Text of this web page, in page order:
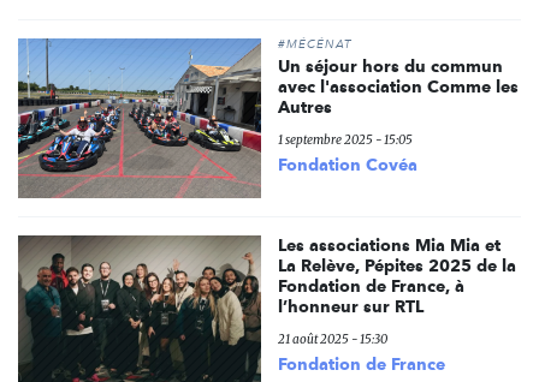
#MÉCÉNAT
Un séjour hors du commun
avec l'association Comme les
Autres
1 septembre 2025 - 15:05
Fondation Covéa
Les associations Mia Mia et
La Relève, Pépites 2025 de la
Fondation de France, à
l’honneur sur RTL
21 août 2025 - 15:30
Fondation de France